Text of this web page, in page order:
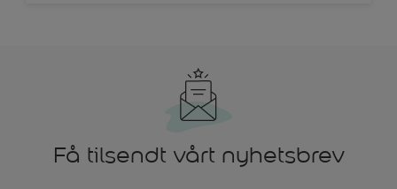
Få tilsendt vårt nyhetsbrev